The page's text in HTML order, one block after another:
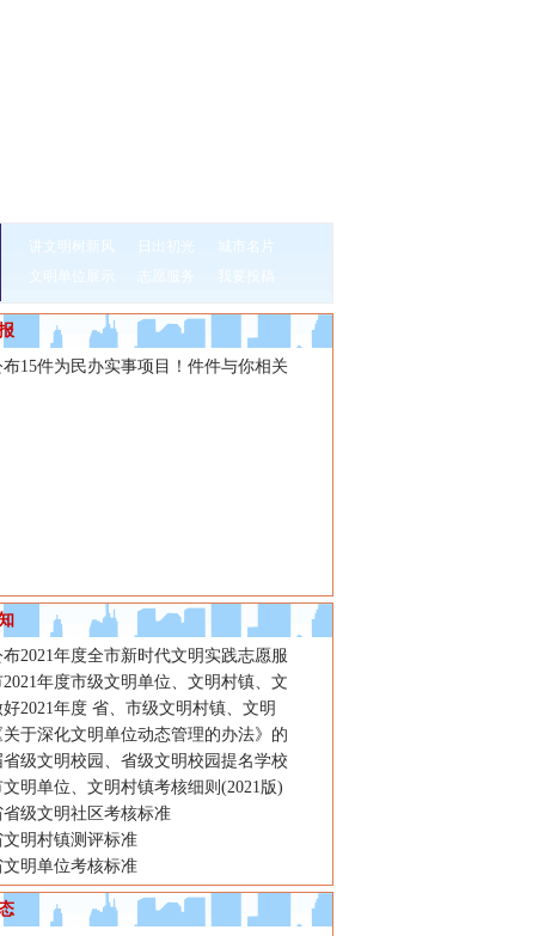
讲文明树新风 日出初光
城市名片
文明单位展示
志愿服务 我要投稿
布15件为民办实事项目！件件与你相关
布2021年度全市新时代文明实践志愿服
2021年度市级文明单位、文明村镇、文
好2021年度 省、市级文明村镇、文明
关于深化文明单位动态管理的办法》的
级文明校园、省级文明校园提名学校
文明单位、文明村镇考核细则(2021版)
省级文明社区考核标准
文明村镇测评标准
文明单位考核标准